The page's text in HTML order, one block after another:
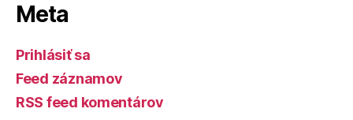
Meta
Prihlásiť sa
Feed záznamov
RSS feed komentárov